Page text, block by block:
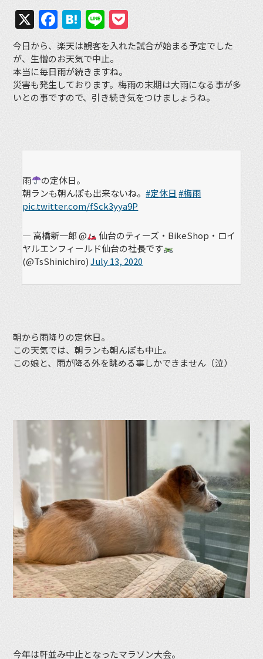
X Facebook
Hatena
Line
今日から、楽天は観客を入れた試合が始まる予定でした
が、生憎のお天気で中止。
本当に毎日雨が続きますね。
災害も発生しております。梅雨の末期は大雨になる事が多
いとの事ですので、引き続き気をつけましょうね。
雨
の定休日。
朝ランも朝んぽも出来ないね。#定休日 #梅雨
pic.twitter.com/fSck3yya9P
— 高橋新一郎 @
仙台のティーズ・BikeShop・ロイ
ヤルエンフィールド仙台の社長です
(@TsShinichiro)July 13, 2020
朝から雨降りの定休日。
この天気では、朝ランも朝んぽも中止。
この娘と、雨が降る外を眺める事しかできません（泣）
今年は軒並み中止となったマラソン大会。